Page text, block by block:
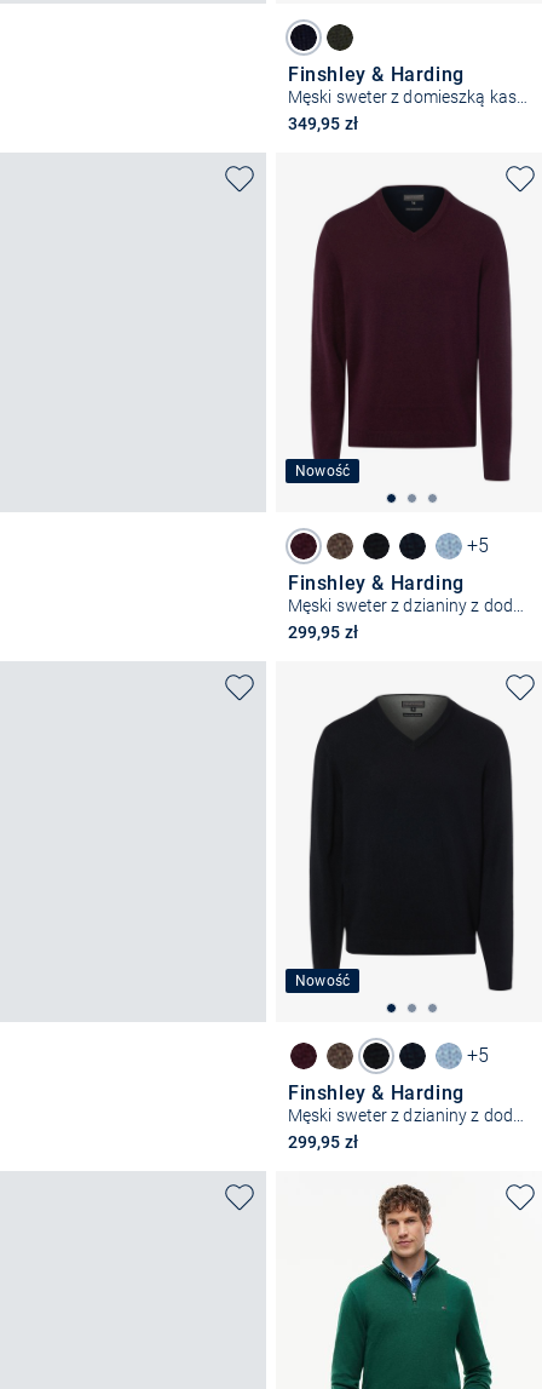
Finshley & Harding
Męski sweter z domieszką kaszmiru
349,95 zł
Nowość
+5
Finshley & Harding
Męski sweter z dzianiny z dodatkiem kaszmiru
299,95 zł
Nowość
+5
Finshley & Harding
Męski sweter z dzianiny z dodatkiem kaszmiru
299,95 zł